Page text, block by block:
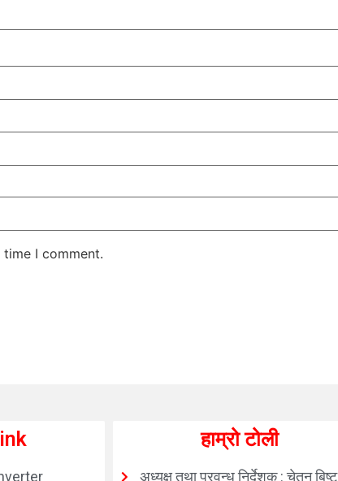
I comment.
हाम्रो टोली
अध्यक्ष तथा प्रवन्ध निर्देशक : चेतन बिष्ट